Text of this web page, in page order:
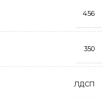
456
350
ЛДСП